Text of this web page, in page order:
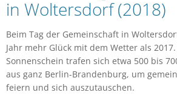
in Woltersdorf (2018)
Beim Tag der Gemeinschaft in
Jahr mehr Glück mit dem Wetter als
Sonnenschein trafen sich etwa 500 bis
aus ganz Berlin-Brandenburg, um
feiern und sich auszutauschen.